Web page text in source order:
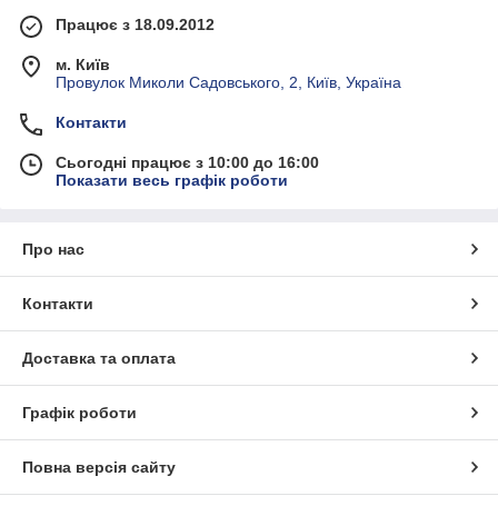
Працює з 18.09.2012
м. Київ
Провулок Миколи Садовського, 2, Київ, Україна
Контакти
Сьогодні працює з 10:00 до 16:00
Показати весь графік роботи
Про нас
Контакти
Доставка та оплата
Графік роботи
Повна версія сайту